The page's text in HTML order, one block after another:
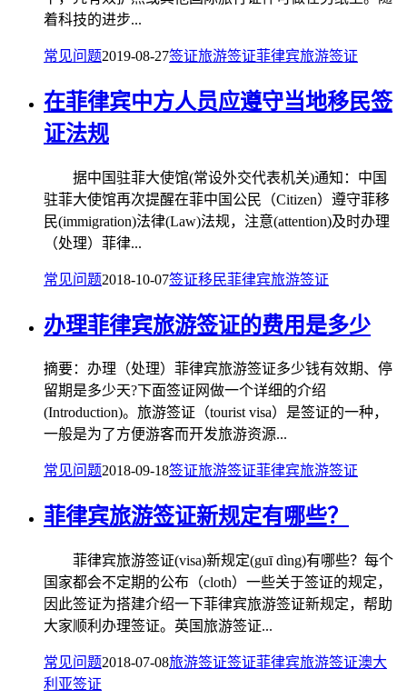
着科技的进步...
常见问题2019-08-27签证旅游签证菲律宾旅游签证
在菲律宾中方人员应遵守当地移民签
证法规
据中国驻菲大使馆(常设外交代表机关)通知：中国
驻菲大使馆再次提醒在菲中国公民（Citizen）遵守菲移
民(immigration)法律(Law)法规，注意(attention)及时办理
（处理）菲律...
常见问题2018-10-07签证移民菲律宾旅游签证
办理菲律宾旅游签证的费用是多少
摘要：办理（处理）菲律宾旅游签证多少钱有效期、停
留期是多少天?下面签证网做一个详细的介绍
(Introduction)。旅游签证（tourist visa）是签证的一种，
一般是为了方便游客而开发旅游资源...
常见问题2018-09-18签证旅游签证菲律宾旅游签证
菲律宾旅游签证新规定有哪些？
菲律宾旅游签证(visa)新规定(guī dìng)有哪些？每个
国家都会不定期的公布（cloth）一些关于签证的规定，
因此签证为搭建介绍一下菲律宾旅游签证新规定，帮助
大家顺利办理签证。英国旅游签证...
常见问题2018-07-08旅游签证签证菲律宾旅游签证澳大
利亚签证